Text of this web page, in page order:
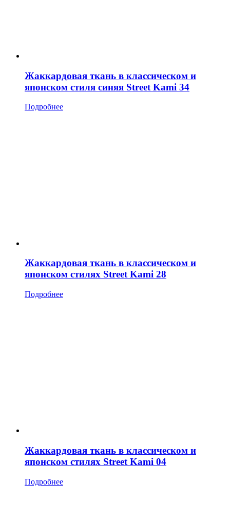
Жаккардовая ткань в классическом и
японском стиля синяя Street Kami 34
Подробнее
Жаккардовая ткань в классическом и
японском стилях Street Kami 28
Подробнее
Жаккардовая ткань в классическом и
японском стилях Street Kami 04
Подробнее